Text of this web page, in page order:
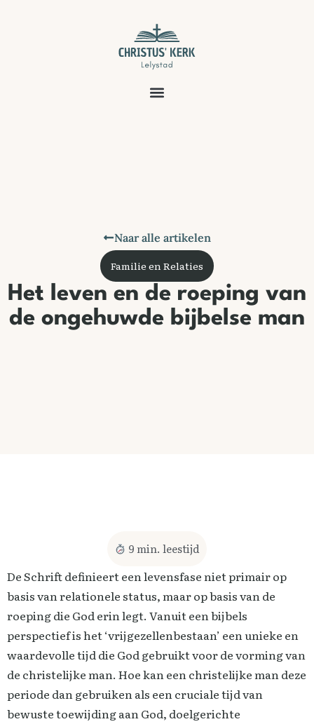
Naar alle artikelen
Familie en Relaties
Het leven en de roeping van
de ongehuwde bijbelse man
9 min. leestijd
De Schrift definieert een levensfase niet primair op
basis van relationele status, maar op basis van de
roeping die God erin legt. Vanuit een bijbels
perspectief is het ‘vrijgezellenbestaan’ een unieke en
waardevolle tijd die God gebruikt voor de vorming van
de christelijke man. Hoe kan een christelijke man deze
periode dan gebruiken als een cruciale tijd van
bewuste toewijding aan God, doelgerichte